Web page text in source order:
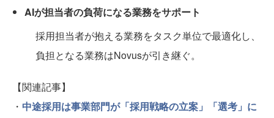
AIが担当者の負荷になる業務をサポート
採用担当者が抱える業務をタスク単位で最適化し、
負担となる業務はNovusが引き継ぐ。
【関連記事】
・ 中途採用は事業部門が「採用戦略の立案」「選考」に